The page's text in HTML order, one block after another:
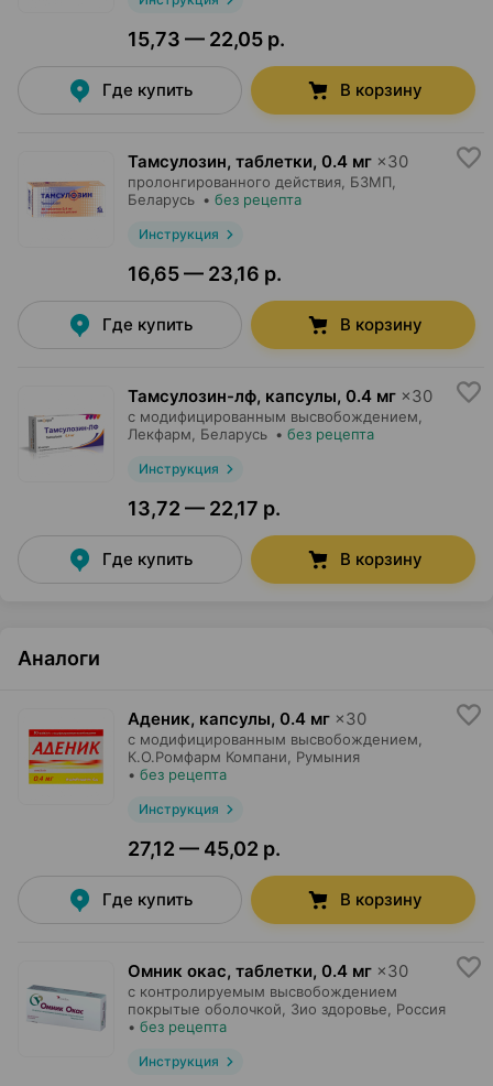
15,73 — 22,05 р.
Где купить В корзину
Тамсулозин, таблетки, 0.4 мг ×30
пролонгированного действия, БЗМП
Беларусь • без рецепта
Инструкция
16,65 — 23,16 р.
Где купить В корзину
Тамсулозин-лф, капсулы, 0.4 мг ×30
с модифицированным высвобождением,
Лекфарм , Беларусь • без рецепта
Инструкция
13,72 — 22,17 р.
Где купить В корзину
Аналоги
Аденик, капсулы, 0.4 мг ×30
с модифицированным высвобождением,
К.О.Ромфарм Компани , Румыния
• без рецепта
Инструкция
27,12 — 45,02 р.
Где купить В корзину
Омник окас, таблетки, 0.4 мг ×30
с контролируемым высвобождением
покрытые оболочкой,
Зио здоровье , Россия
• без рецепта
Инструкция